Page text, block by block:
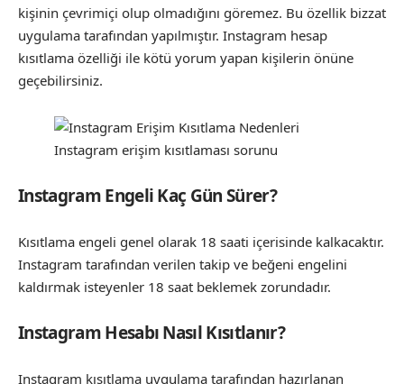
kişinin çevrimiçi olup olmadığını göremez. Bu özellik bizzat
uygulama tarafından yapılmıştır. Instagram hesap
kısıtlama özelliği ile kötü yorum yapan kişilerin önüne
geçebilirsiniz.
Instagram erişim kısıtlaması sorunu
Instagram Engeli Kaç Gün Sürer?
Kısıtlama engeli genel olarak 18 saati içerisinde kalkacaktır.
Instagram tarafından verilen takip ve beğeni engelini
kaldırmak isteyenler 18 saat beklemek zorundadır.
Instagram Hesabı Nasıl Kısıtlanır?
Instagram kısıtlama uygulama tarafından hazırlanan